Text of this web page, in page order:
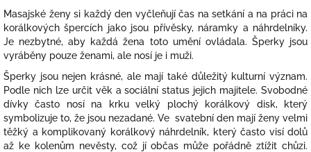
Masajské ženy si každý den vyčleňují čas na setkání a na práci na
korálkových špercích jako jsou přívěsky, náramky a náhrdelníky.
Je nezbytné, aby každá žena toto umění ovládala. Šperky jsou
vyráběny pouze ženami, ale nosí je i muži.
Šperky jsou nejen krásné, ale mají také důležitý kulturní význam.
Podle nich lze určit věk a sociální status jejich majitele. Svobodné
dívky často nosí na krku velký plochý korálkový disk, který
symbolizuje to, že jsou nezadané. Ve svatební den mají ženy velmi
těžký a komplikovaný korálkový náhrdelník, který často visí dolů
až ke kolenům nevěsty, což jí občas může pořádně ztížit chůzi.